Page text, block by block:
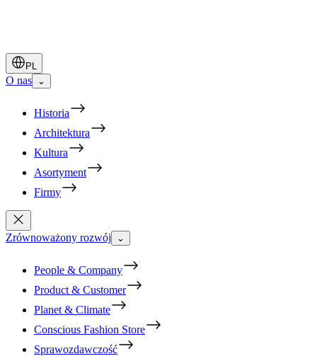
PL
O nas ⌄
Historia
Architektura
Kultura
Asortyment
Firmy
Zrównoważony rozwój ⌄
People & Company
Product & Customer
Planet & Climate
Conscious Fashion Store
Sprawozdawczość